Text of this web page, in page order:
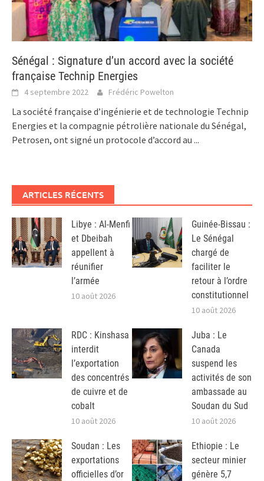
Sénégal : Signature d’un accord avec la société
française Technip Energies
4 septembre 2022 Frédéric Powelton
La société française d’ingénierie et de technologie Technip
Energies et la compagnie pétrolière nationale du Sénégal,
Petrosen, ont signé un protocole d’accord au ...
ARTICLES RÉCENTS
Libye : Al-Menfi
et Dbeibah
appellent à
réunifier
l’armée
10 août 2026
Guinée-Bissau :
Le Sénégal
chargé de
faciliter le
retour à l’ordre
constitutionnel
10 août 2026
RDC : Kinshasa
interdit
l’exportation
des concentrés
de cuivre et de
cobalt
10 août 2026
Juba : Le
Canada
suspend les
activités de son
ambassade au
Soudan du Sud
10 août 2026
Soudan : Les
exportations
officielles d’or
Ethiopie : Le
secteur minier
génère 5,7